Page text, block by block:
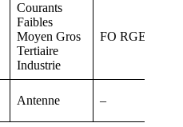
Courants
Faibles
Moyen Gros
Tertiaire
Industrie
FO RGE
Antenne –